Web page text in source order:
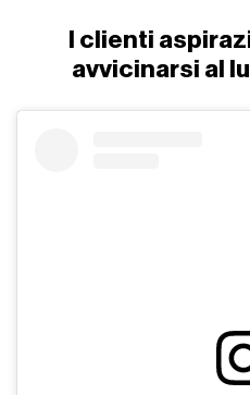
I clienti
avvicinarsi al